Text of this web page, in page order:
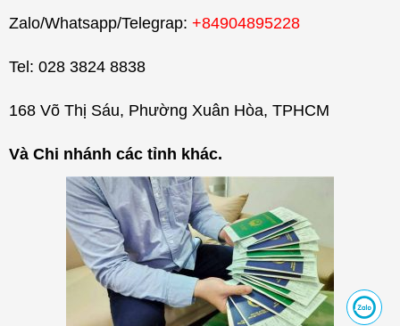
Zalo/Whatsapp/Telegrap: +84904895228
Tel: 028 3824 8838
168 Võ Thị Sáu, Phường Xuân Hòa, TPHCM
Và Chi nhánh các tỉnh khác.